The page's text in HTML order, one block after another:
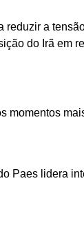
reduzir a
do Irã em
momentos
Paes lidera